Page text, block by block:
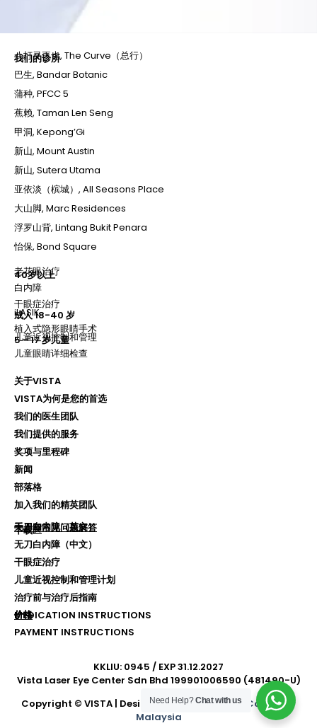
我们的诊所
八打灵再也, The Curve（总行）
巴生, Bandar Botanic
蒲种, PFCC 5
蕉赖, Taman Len Seng
甲洞, Kepong’Gi
新山, Mount Austin
新山, Sutera Utama
亚依淡（槟城）, All Seasons Place
大山脚, Marc Residences
浮罗山背, Lintang Bukit Penara
怡保, Bond Square
40岁以上
老花眼治疗
白内障
干眼症治疗
成人 18-40 岁
iLASIK
植入式隐形眼睛手术
5 - 17 岁儿童
儿童近视控制和管理
儿童眼睛详细检查
关于VISTA
VISTA为何是您的首选
我们的医生团队
我们提供的服务
奖项与里程碑
新闻
部落格
加入我们的精英团队
下载区
手册和常见问题解答
无刀白内障（英文）
无刀白内障（中文）
干眼症治疗
儿童近视控制和管理计划
治疗前与治疗后指南
MEDICATION INSTRUCTIONS
价格
价格
PAYMENT INSTRUCTIONS
KKLIU: 0945 / EXP 31.12.2027
Vista Laser Eye Center Sdn Bhd 199901006590 (481490-U)
Copyright © VISTA | Designed by Xedea –SEO Company
Malaysia
Need Help?Chat with us